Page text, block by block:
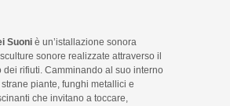
Suoni è un’istallazione sonora
sonore realizzate attraverso il
dei rifiuti. Camminando al suo interno
piante, funghi metallici e
che invitano a toccare,